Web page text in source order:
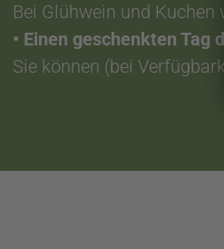
Bei Glühwein und
• Einen geschenkten Tag
Sie können (bei